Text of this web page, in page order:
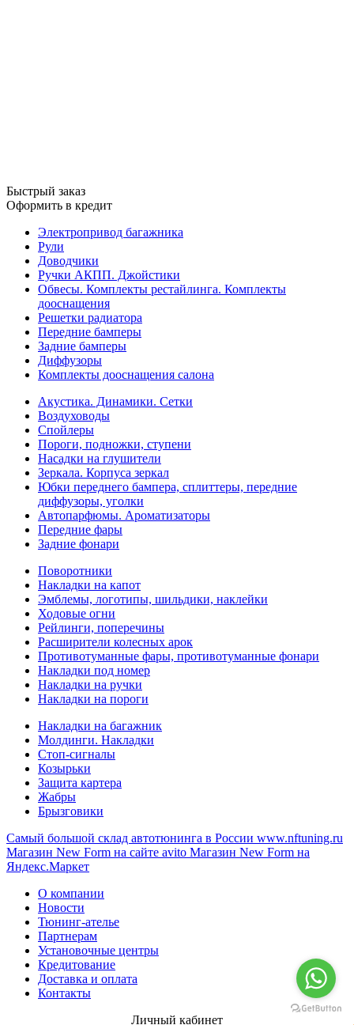
Быстрый заказ
Оформить в кредит
Электропривод багажника
Рули
Доводчики
Ручки АКПП. Джойстики
Обвесы. Комплекты рестайлинга. Комплекты
дооснащения
Решетки радиатора
Передние бамперы
Задние бамперы
Диффузоры
Комплекты дооснащения салона
Акустика. Динамики. Сетки
Воздуховоды
Спойлеры
Пороги, подножки, ступени
Насадки на глушители
Зеркала. Корпуса зеркал
Юбки переднего бампера, сплиттеры, передние
диффузоры, уголки
Автопарфюмы. Ароматизаторы
Передние фары
Задние фонари
Поворотники
Накладки на капот
Эмблемы, логотипы, шильдики, наклейки
Ходовые огни
Рейлинги, поперечины
Расширители колесных арок
Противотуманные фары, противотуманные фонари
Накладки под номер
Накладки на ручки
Накладки на пороги
Накладки на багажник
Молдинги. Накладки
Стоп-сигналы
Козырьки
Защита картера
Жабры
Брызговики
Самый большой склад автотюнинга в России www.nftuning.ru
Магазин New Form на сайте avito Магазин New Form на
Яндекс.Маркет
О компании
Новости
Тюнинг-ателье
Партнерам
Установочные центры
Кредитование
Доставка и оплата
Контакты
Личный кабинет